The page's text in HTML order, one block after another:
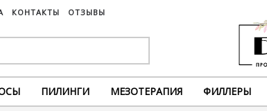
КОНТАКТЫ ОТЗЫВЫ
ПИЛИНГИ МЕЗОТЕРАПИЯ ФИЛЛЕРЫ